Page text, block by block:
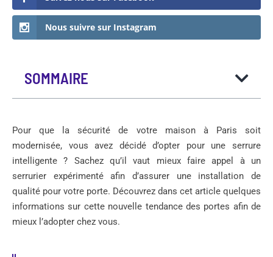
Nous suivre sur Instagram
SOMMAIRE
Pour que la sécurité de votre maison à Paris soit
modernisée, vous avez décidé d’opter pour une serrure
intelligente ? Sachez qu’il vaut mieux faire appel à un
serrurier expérimenté afin d’assurer une installation de
qualité pour votre porte. Découvrez dans cet article quelques
informations sur cette nouvelle tendance des portes afin de
mieux l’adopter chez vous.